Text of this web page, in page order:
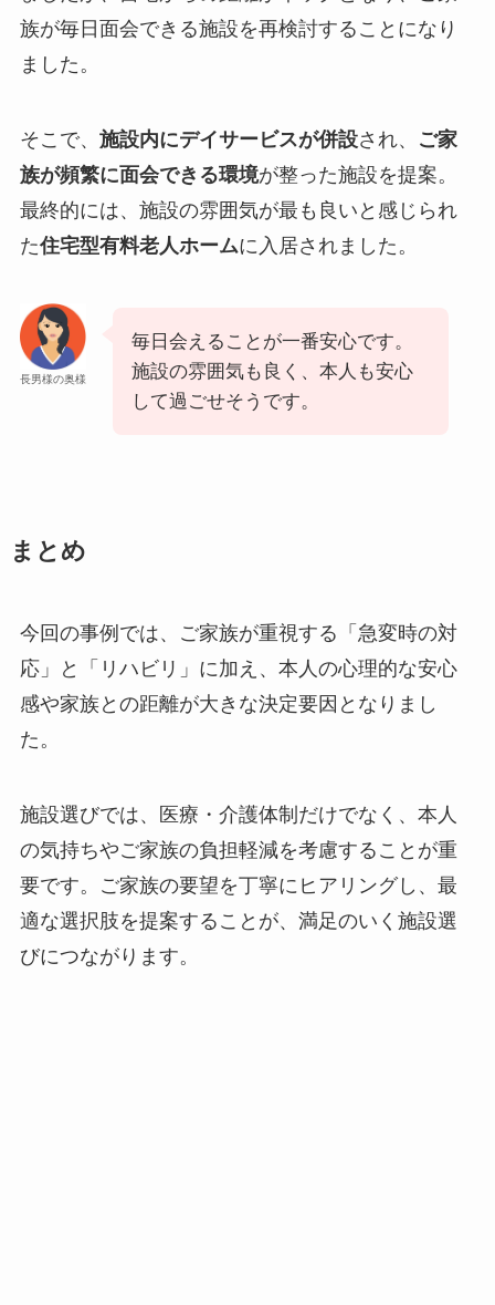
族が毎日面会できる施設を再検討することになり
ました。
そこで、 施設内にデイサービスが併設され、
ご家
族が頻繁に面会できる環境が整った施設を提案。
最終的には、施設の雰囲気が最も良いと感じられ
た住宅型有料老人ホームに入居されました。
長男様の奥様
毎日会えることが一番安心です。
施設の雰囲気も良く、本人も安心
して過ごせそうです。
まとめ
今回の事例では、ご家族が重視する「急変時の対
応」と「リハビリ」に加え、本人の心理的な安心
感や家族との距離が大きな決定要因となりまし
た。
施設選びでは、医療・介護体制だけでなく、本人
の気持ちやご家族の負担軽減を考慮することが重
要です。ご家族の要望を丁寧にヒアリングし、最
適な選択肢を提案することが、満足のいく施設選
びにつながります。